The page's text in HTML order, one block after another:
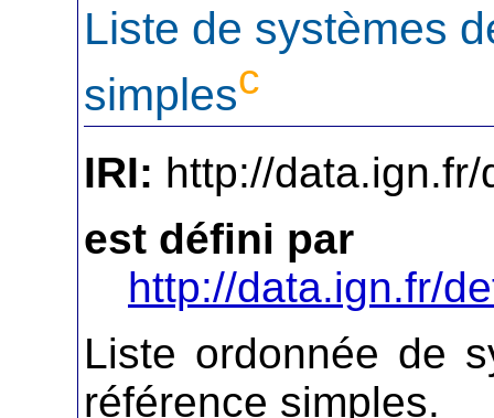
Liste de systèmes
simplesc
IRI: http://
est défini par
http://data.ign.fr/
Liste ordonnée de
référence simples.